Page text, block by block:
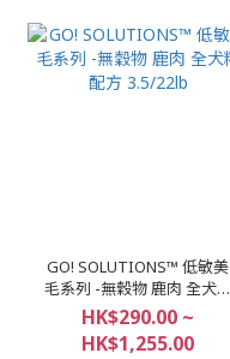
GO! SOLUTIONS™ 低敏美
毛系列 -無穀物 鹿肉 全犬糧
配方 3.5/22lb
HK$290.00 ~
HK$1,255.00